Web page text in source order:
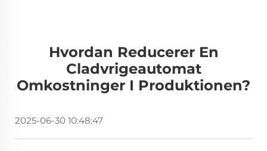
Hvordan Reducerer En
Cladvrigeautomat
Omkostninger I Produktionen?
2025-06-30 10:48:47